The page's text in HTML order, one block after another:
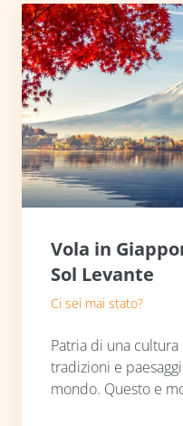
Vola in
Sol Levante
Ci sei mai stato?
Patria di una
tradizioni e
mondo. Questo e